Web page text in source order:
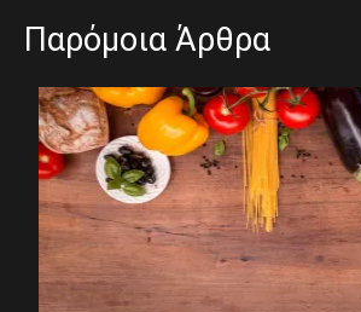
Παρόμοια Άρθρα